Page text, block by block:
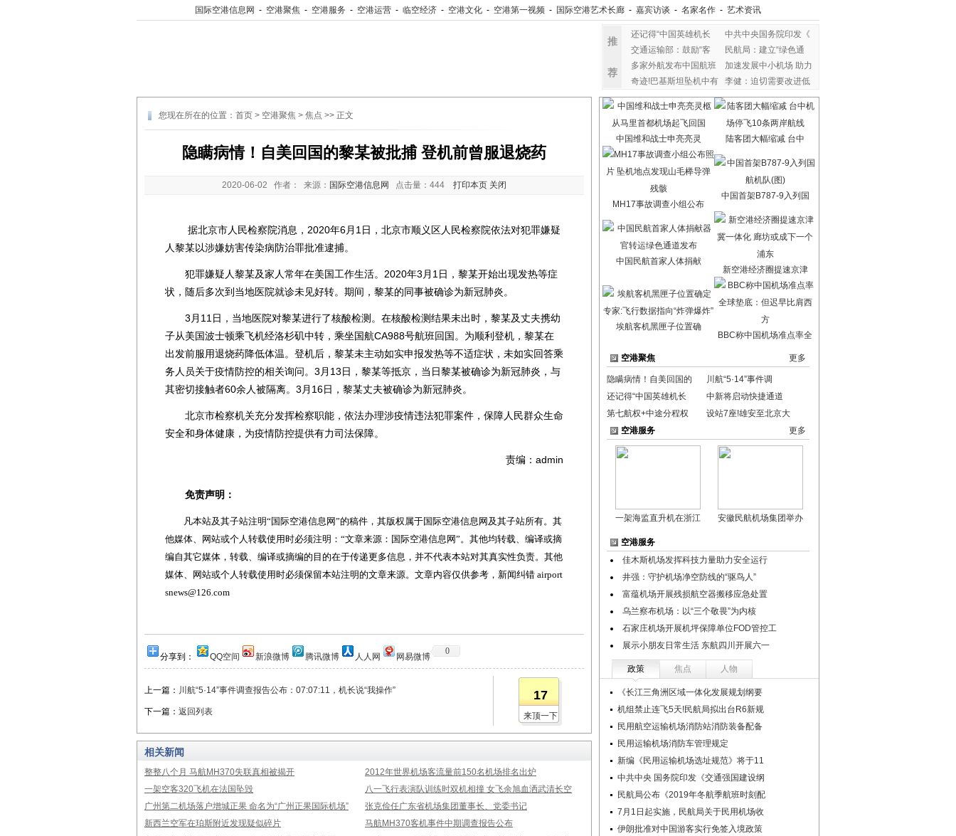
国际空港信息网 - 空港聚焦 - 空港服务 - 空港运营 - 临空经济 - 空港文化 - 空港第一视频 - 国际空港艺术长廊 - 嘉宾访谈 - 名家名作 - 艺术资讯
推
荐
还记得“中国英雄机长
中共中央国务院印发《
交通运输部：鼓励“客
民航局：建立“绿色通
多家外航发布中国航班
加速发展中小机场 助力
奇迹!巴基斯坦坠机中有
李健：迫切需要改进低
您现在所在的位置： 首页 > 空港聚焦 > 焦点 >> 正文
隐瞒病情！自美回国的黎某被批捕 登机前曾服退烧药
2020-06-02 作者： 来源： 国际空港信息网 点击量： 444 打印本页 关闭
据北京市人民检察院消息，2020年6月1日，北京市顺义区人民检察院依法对犯罪嫌疑
人黎某以涉嫌妨害传染病防治罪批准逮捕。
犯罪嫌疑人黎某及家人常年在美国工作生活。2020年3月1日，黎某开始出现发热等症
状，随后多次到当地医院就诊未见好转。期间，黎某的同事被确诊为新冠肺炎。
3月11日，当地医院对黎某进行了核酸检测。在核酸检测结果未出时，黎某及丈夫携幼
子从美国波士顿乘飞机经洛杉矶中转，乘坐国航CA988号航班回国。为顺利登机，黎某在
出发前服用退烧药降低体温。登机后，黎某未主动如实申报发热等不适症状，未如实回答乘
务人员关于疫情防控的相关询问。3月13日，黎某等抵京，当日黎某被确诊为新冠肺炎，与
其密切接触者60余人被隔离。3月16日，黎某丈夫被确诊为新冠肺炎。
北京市检察机关充分发挥检察职能，依法办理涉疫情违法犯罪案件，保障人民群众生命
安全和身体健康，为疫情防控提供有力司法保障。
责编：admin
免责声明：
凡本站及其子站注明“国际空港信息网”的稿件，其版权属于国际空港信息网及其子站所有。其
他媒体、网站或个人转载使用时必须注明：“文章来源：国际空港信息网”。其他均转载、编译或摘
编自其它媒体，转载、编译或摘编的目的在于传递更多信息，并不代表本站对其真实性负责。其他
媒体、网站或个人转载使用时必须保留本站注明的文章来源。文章内容仅供参考，新闻纠错 airport
snews@126.com
分享到： QQ空间 新浪微博 腾讯微博 人人网 网易微博
0
上一篇： 川航“5·14”事件调查报告公布：07:07:11，机长说“我操作”
下一篇： 返回列表
17
来顶一下
相关新闻
整整八个月 马航MH370失联真相被揭开
2012年世界机场客流量前150名机场排名出炉
一架空客320飞机在法国坠毁
八一飞行表演队训练时双机相撞 女飞余旭血洒武清长空
广州第二机场落户增城正果 命名为“广州正果国际机场”
张克俭任广东省机场集团董事长、党委书记
新西兰空军在珀斯附近发现疑似碎片
马航MH370客机事件中期调查报告公布
中国维和战士申亮亮灵 陆客团大幅缩减 台中
MH17事故调查小组公布
中国首架B787-9入列国
中国民航首家人体捐献
新空港经济圈提速京津
埃航客机黑匣子位置确
BBC称中国机场准点率全
空港聚焦 更多
隐瞒病情！自美回国的
川航“5·14”事件调
还记得“中国英雄机长
中新将启动快捷通道
第七航权+中途分程权
设站7座!雄安至北京大
空港服务
更多
一架海监直升机在浙江 安徽民航机场集团举办
空港服务
佳木斯机场发挥科技力量助力安全运行
井强：守护机场净空防线的“驱鸟人”
富蕴机场开展残损航空器搬移应急处置
乌兰察布机场：以“三个敬畏”为内核
石家庄机场开展机坪保障单位FOD管控工
展示小朋友日常生活 东航四川开展六一
政策 焦点 人物
《长江三角洲区域一体化发展规划纲要
机组禁止连飞5天!民航局拟出台R6新规
民用航空运输机场消防站消防装备配备
民用运输机场消防车管理规定
新编《民用运输机场选址规范》将于11
中共中央 国务院印发《交通强国建设纲
民航局公布《2019年冬航季航班时刻配
7月1日起实施，民航局关于民用机场收
伊朗批准对中国游客实行免签入境政策